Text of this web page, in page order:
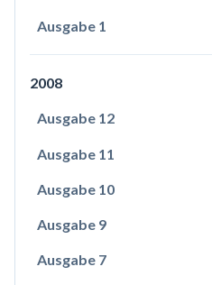
Ausgabe 1
2008
Ausgabe 12
Ausgabe 11
Ausgabe 10
Ausgabe 9
Ausgabe 7